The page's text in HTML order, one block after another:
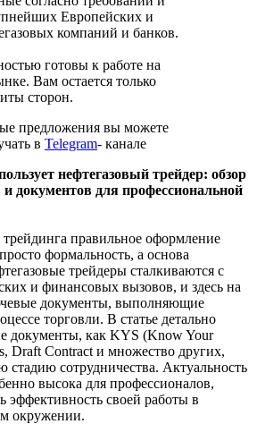
Европейских и
компаний и банков.
готовы к работе на
Вам остается только
сторон.
предложения вы можете
в Telegram- канале
нефтегазовый трейдер: обзор
документов для профессиональной
правильное оформление
формальность, а основа
трейдеры сталкиваются с
и финансовых вызовов, и здесь на
документы, выполняющие
торговли. В статье детально
документы, как KYS (Know Your
Draft Contract и множество других,
сотрудничества. Актуальность
высока для профессионалов,
эффективность своей работы в
окружении.